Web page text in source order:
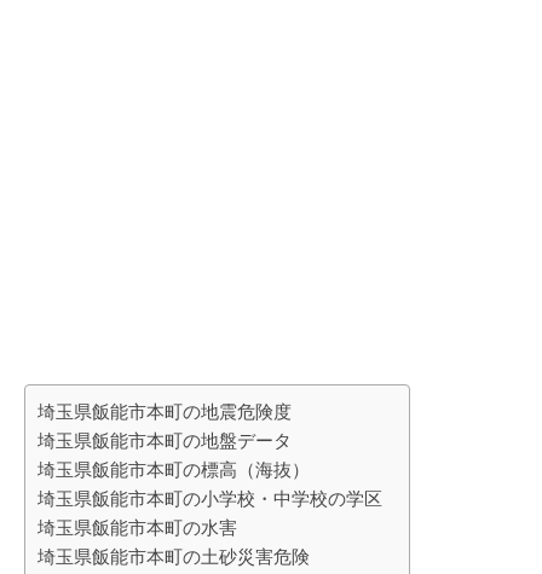
埼玉県飯能市本町の地震危険度
埼玉県飯能市本町の地盤データ
埼玉県飯能市本町の標高（海抜）
埼玉県飯能市本町の小学校・中学校の学区
埼玉県飯能市本町の水害
埼玉県飯能市本町の土砂災害危険